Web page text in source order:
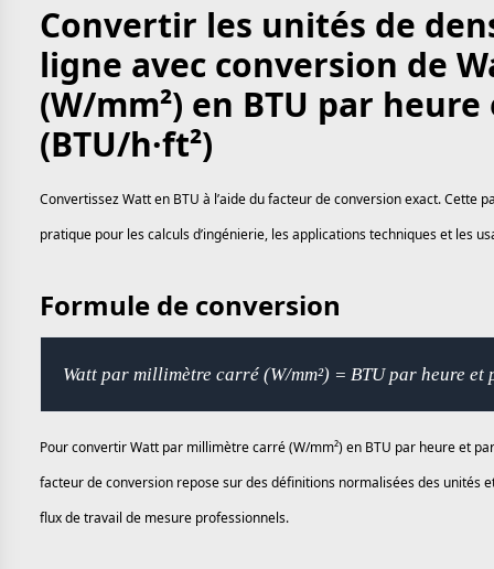
Convertir les unités de
ligne avec conversion de
(W/mm²) en BTU par
(BTU/h·ft²)
Convertissez Watt en BTU à l’aide du facteur de conversion exact.
pratique pour les calculs d’ingénierie, les applications techniques et les
Formule de conversion
Watt par millimètre carré (W/mm²) = BTU par heure
Pour convertir Watt par millimètre carré (W/mm²) en BTU par heure et
facteur de conversion repose sur des définitions normalisées des unités
flux de travail de mesure professionnels.